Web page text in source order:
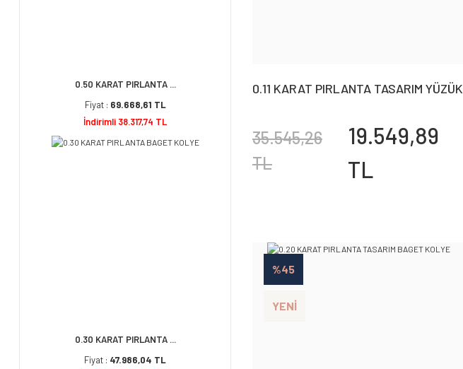
0.50 KARAT PIRLANTA ...
Fiyat : 69.668,61 TL
İndirimli 38.317,74 TL
0.30 KARAT PIRLANTA ...
Fiyat : 47.986,04 TL
0.11 KARAT PIRLANTA TASARIM YÜZÜK
35.545,26
TL
19.549,89
TL
%45
YENİ